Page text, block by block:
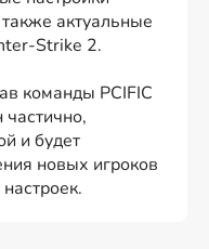
актуальные
Strike 2.
команды PCIFIC
частично,
и будет
новых игроков